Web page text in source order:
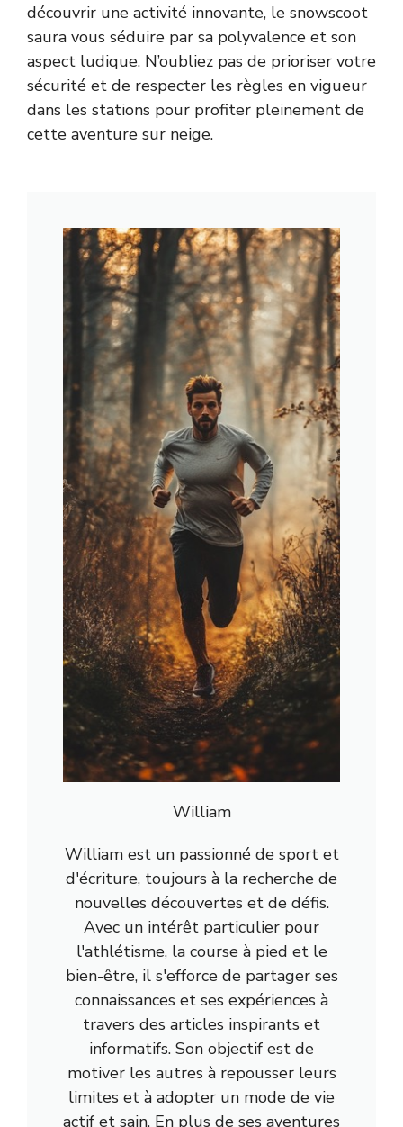
découvrir une activité innovante, le snowscoot
saura vous séduire par sa polyvalence et son
aspect ludique. N’oubliez pas de prioriser votre
sécurité et de respecter les règles en vigueur
dans les stations pour profiter pleinement de
cette aventure sur neige.
William
William est un passionné de sport et
d'écriture, toujours à la recherche de
nouvelles découvertes et de défis.
Avec un intérêt particulier pour
l'athlétisme, la course à pied et le
bien-être, il s'efforce de partager ses
connaissances et ses expériences à
travers des articles inspirants et
informatifs. Son objectif est de
motiver les autres à repousser leurs
limites et à adopter un mode de vie
actif et sain. En plus de ses aventures